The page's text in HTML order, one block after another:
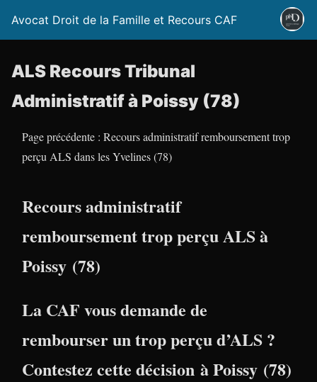
Avocat Droit de la Famille et Recours CAF
ALS Recours Tribunal
Administratif à Poissy (78)
Page précédente : Recours administratif remboursement trop
perçu ALS dans les Yvelines (78)
Recours administratif
remboursement trop perçu ALS à
Poissy (78)
La CAF vous demande de
rembourser un trop perçu d’ALS ?
Contestez cette décision à Poissy (78)